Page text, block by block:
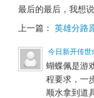
最后的最后，我想
上一篇： 英雄分路
今日新开传世
蝴蝶佩是游
程要求，一
顺水拿到道